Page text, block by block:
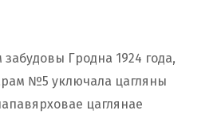
забудовы Гродна 1924 года,
№5 уключала цагляны
цаглянае